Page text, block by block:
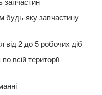
будь-яку запчастину
від 2 до 5 робочих діб
всій території